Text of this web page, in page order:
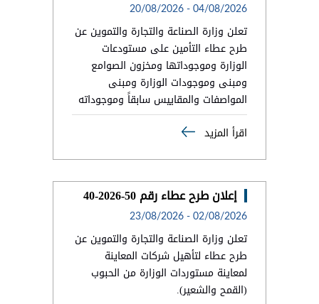
04/08/2026
-
20/08/2026
تعلن وزارة الصناعة والتجارة والتموين عن
طرح عطاء التأمين على مستودعات
الوزارة وموجوداتها ومخزون الصوامع
ومبنى وموجودات الوزارة ومبنى
المواصفات والمقاييس سابقاً وموجوداته
اقرأ المزيد
إعلان طرح عطاء رقم 50-2026-40
02/08/2026
-
23/08/2026
تعلن وزارة الصناعة والتجارة والتموين عن
طرح عطاء لتأهيل شركات المعاينة
لمعاينة مستوردات الوزارة من الحبوب
(القمح والشعير).